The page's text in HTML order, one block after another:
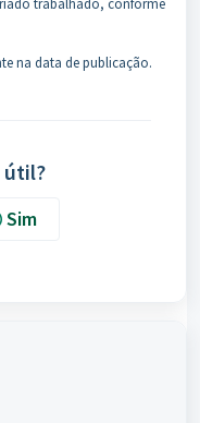
trabalhado, conforme
na data de publicação.
útil?
Sim